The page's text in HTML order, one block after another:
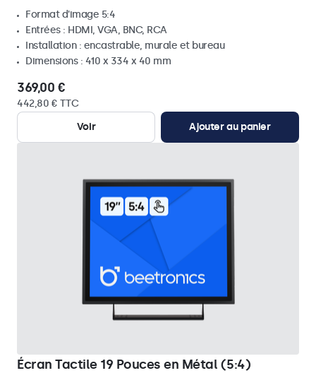
Format d'image 5:4
Entrées : HDMI, VGA, BNC, RCA
Installation : encastrable, murale et bureau
Dimensions : 410 x 334 x 40 mm
369,00 €
442,80 € TTC
Voir
Ajouter au panier
Écran Tactile 19 Pouces en Métal (5:4)